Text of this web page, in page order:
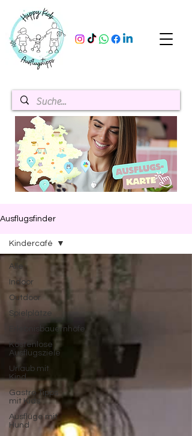
Ausflugsfinder
Alle
Indoor
Outdoor
Spielplätze
Erlebnisbauernhöfe
Kostenlose
Ausflugsziele
Urlaub mit
Kind
Gastro Tipps
mit Kids
Ausflüge mit
Hund
Kindercafé